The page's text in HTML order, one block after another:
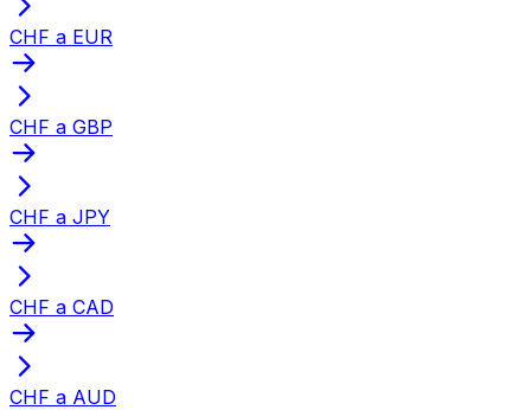
CHF a EUR
CHF a GBP
CHF a JPY
CHF a CAD
CHF a AUD